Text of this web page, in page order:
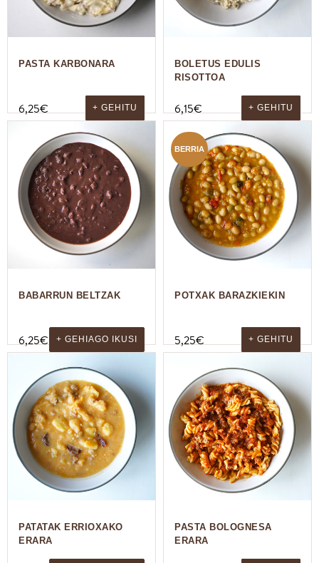
PASTA KARBONARA
6,25€ + GEHITU
BOLETUS EDULIS
RISOTTOA
6,15€ + GEHITU
BABARRUN BELTZAK
6,25€ + GEHIAGO IKUSI
BERRIA
POTXAK BARAZKIEKIN
5,25€ + GEHITU
PATATAK ERRIOXAKO
ERARA
PASTA BOLOGNESA
ERARA